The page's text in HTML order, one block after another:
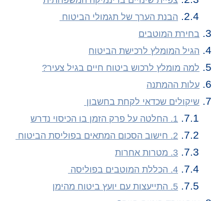
הבנת הערך של תגמולי הביטוח
בחירת המוטבים
הגיל המומלץ לרכישת הביטוח
למה מומלץ לרכוש ביטוח חיים בגיל צעיר?
עלות ההמתנה
שיקולים שכדאי לקחת בחשבון
1. החלטה על פרק הזמן בו הכיסוי נדרש
2. חישוב הסכום המתאים בפוליסת הביטוח
3. מטרות אחרות
4. הכללת המוטבים בפוליסה
5. התייעצות עם יועץ ביטוח מהימן